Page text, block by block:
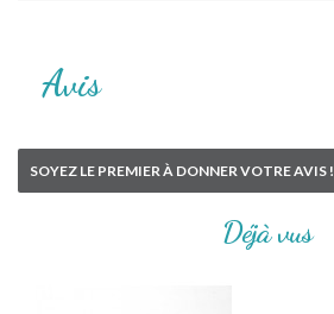
Avis
SOYEZ LE PREMIER À DONNER VOTRE AVIS !
Déjà vus